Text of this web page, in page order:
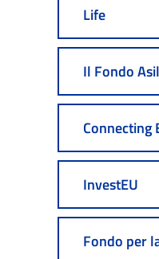
Life
Il Fondo
Connecting
InvestEU
Fondo per